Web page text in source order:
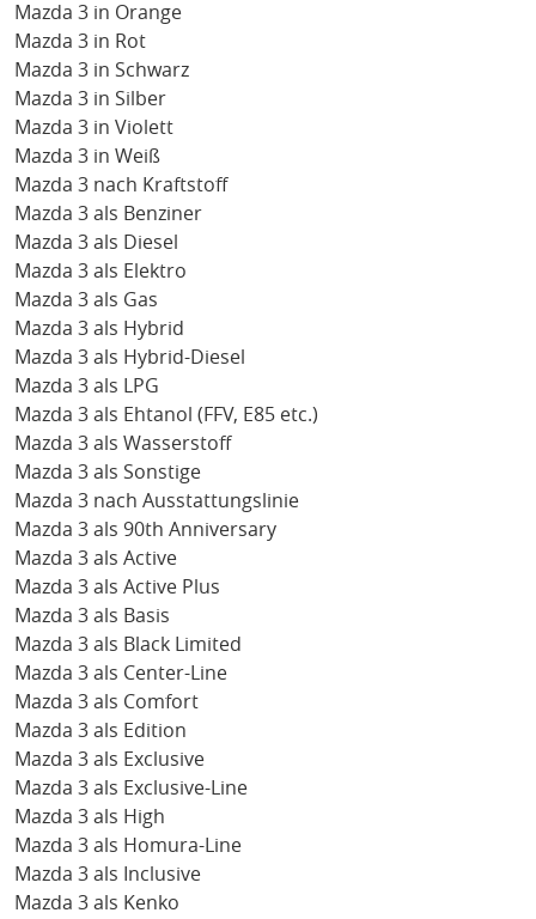
Mazda 3 in Orange
Mazda 3 in Rot
Mazda 3 in Schwarz
Mazda 3 in Silber
Mazda 3 in Violett
Mazda 3 in Weiß
Mazda 3 nach Kraftstoff
Mazda 3 als Benziner
Mazda 3 als Diesel
Mazda 3 als Elektro
Mazda 3 als Gas
Mazda 3 als Hybrid
Mazda 3 als Hybrid-Diesel
Mazda 3 als LPG
Mazda 3 als Ehtanol (FFV, E85 etc.)
Mazda 3 als Wasserstoff
Mazda 3 als Sonstige
Mazda 3 nach Ausstattungslinie
Mazda 3 als 90th Anniversary
Mazda 3 als Active
Mazda 3 als Active Plus
Mazda 3 als Basis
Mazda 3 als Black Limited
Mazda 3 als Center-Line
Mazda 3 als Comfort
Mazda 3 als Edition
Mazda 3 als Exclusive
Mazda 3 als Exclusive-Line
Mazda 3 als High
Mazda 3 als Homura-Line
Mazda 3 als Inclusive
Mazda 3 als Kenko